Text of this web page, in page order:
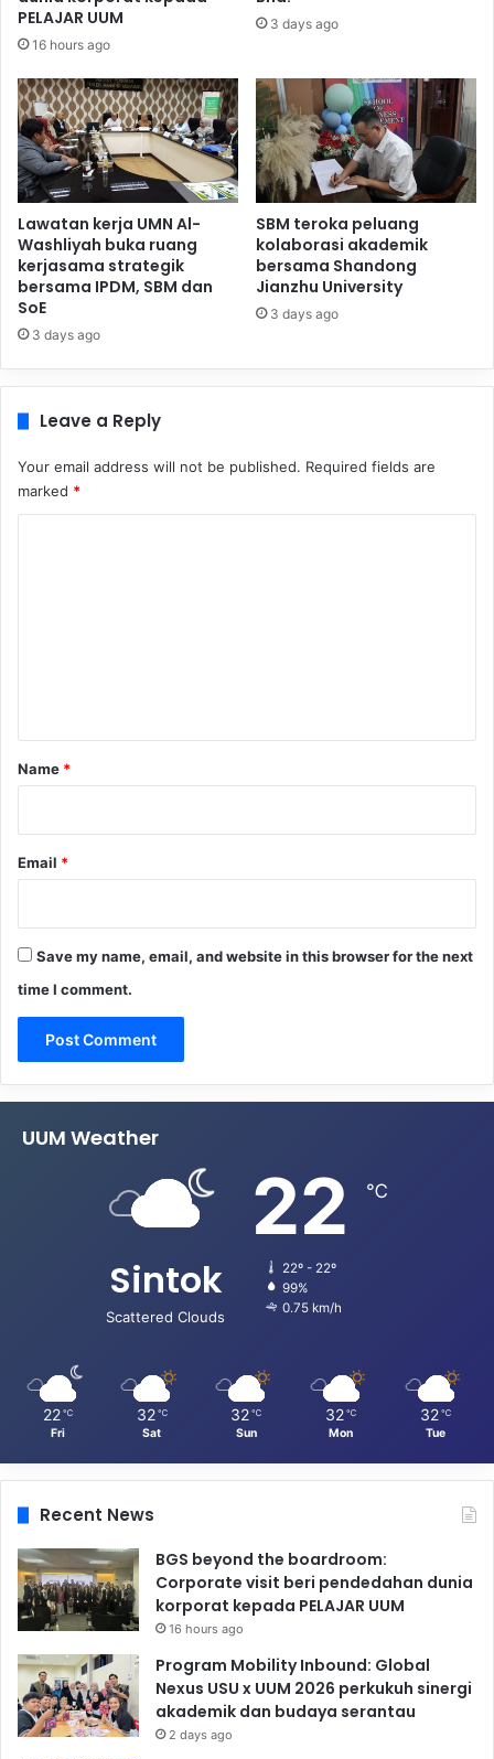
PELAJAR UUM
16 hours ago
3 days ago
Lawatan kerja UMN Al-
Washliyah buka ruang
kerjasama strategik
bersama IPDM, SBM dan
SoE
3 days ago
SBM teroka peluang
kolaborasi akademik
bersama Shandong
Jianzhu University
3 days ago
Leave a Reply
Your email address will not be published. Required fields are
marked *
*
Name *
Email *
Save my name, email, and website in this browser for the next
time I comment.
UUM Weather
Sintok
Scattered Clouds
22 ℃
22º - 22º
99%
0.75 km/h
22 ℃
Fri
32 ℃
Sat
32 ℃
Sun
32 ℃
Mon
32 ℃
Tue
Recent News
BGS beyond the boardroom:
Corporate visit beri pendedahan dunia
korporat kepada PELAJAR UUM
16 hours ago
Program Mobility Inbound: Global
Nexus USU x UUM 2026 perkukuh sinergi
akademik dan budaya serantau
2 days ago